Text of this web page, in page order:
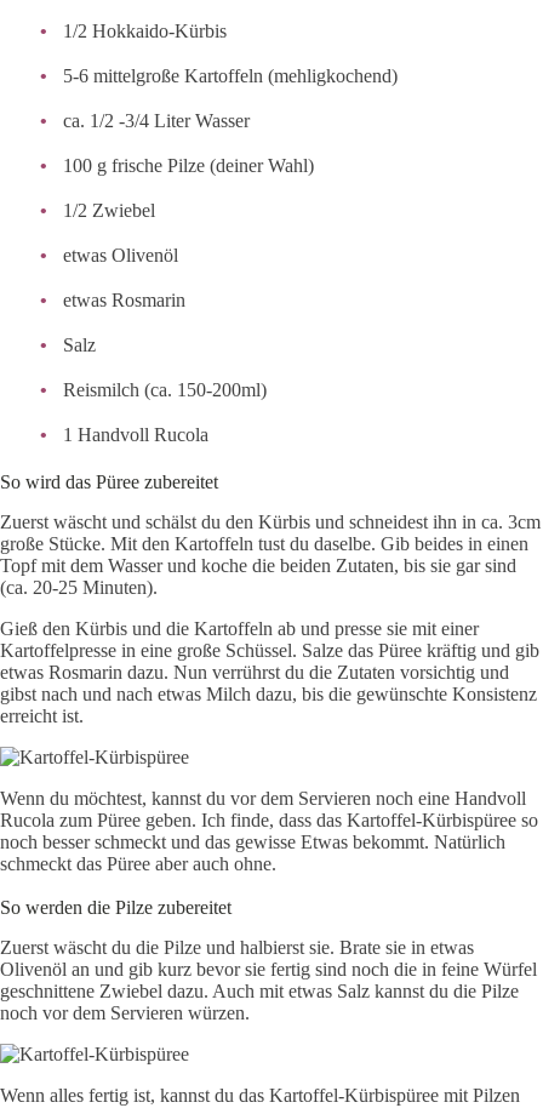
1/2 Hokkaido-Kürbis
5-6 mittelgroße Kartoffeln (mehligkochend)
ca. 1/2 -3/4 Liter Wasser
100 g frische Pilze (deiner Wahl)
1/2 Zwiebel
etwas Olivenöl
etwas Rosmarin
Salz
Reismilch (ca. 150-200ml)
1 Handvoll Rucola
So wird das Püree zubereitet
Zuerst wäscht und schälst du den Kürbis und schneidest ihn in ca. 3cm
große Stücke. Mit den Kartoffeln tust du daselbe. Gib beides in einen
Topf mit dem Wasser und koche die beiden Zutaten, bis sie gar sind
(ca. 20-25 Minuten).
Gieß den Kürbis und die Kartoffeln ab und presse sie mit einer
Kartoffelpresse in eine große Schüssel. Salze das Püree kräftig und gib
etwas Rosmarin dazu. Nun verrührst du die Zutaten vorsichtig und
gibst nach und nach etwas Milch dazu, bis die gewünschte Konsistenz
erreicht ist.
Wenn du möchtest, kannst du vor dem Servieren noch eine Handvoll
Rucola zum Püree geben. Ich finde, dass das Kartoffel-Kürbispüree so
noch besser schmeckt und das gewisse Etwas bekommt. Natürlich
schmeckt das Püree aber auch ohne.
So werden die Pilze zubereitet
Zuerst wäscht du die Pilze und halbierst sie. Brate sie in etwas
Olivenöl an und gib kurz bevor sie fertig sind noch die in feine Würfel
geschnittene Zwiebel dazu. Auch mit etwas Salz kannst du die Pilze
noch vor dem Servieren würzen.
Wenn alles fertig ist, kannst du das Kartoffel-Kürbispüree mit Pilzen